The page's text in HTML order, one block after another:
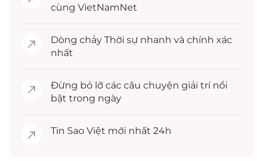
cùng VietNamNet
Dòng chảy Thời sự nhanh và chính xác
nhất
Đừng bỏ lỡ các câu chuyện giải trínổi
bật trong ngày
Tin Sao Việt mới nhất 24h